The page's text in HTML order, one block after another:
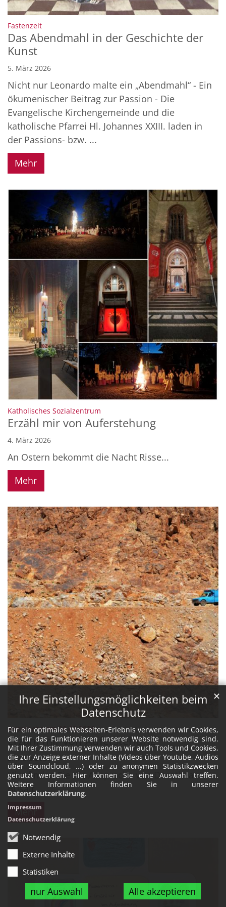
Ihre Einstellungsmöglichkeiten beim
Datenschutz
Für ein optimales Webseiten-Erlebnis verwenden wir Cookies,
die für das Funktionieren unserer Website notwendig sind.
Mit Ihrer Zustimmung verwenden wir auch Tools und Cookies,
die zur Anzeige externer Inhalte (Videos über Youtube, Audios
über Soundcloud, ...) oder zu anonymen Statistikzwecken
genutzt werden. Hier können Sie eine Auswahl treffen.
Weitere Informationen finden Sie in unserer
Datenschutzerklärung.
Notwendig
Externe Inhalte
Statistiken
nur Auswahl Alle akzeptieren
✕
Impressum
Datenschutzerklärung
Fastenzeit:
Das Abendmahl in der Geschichte der
Kunst
5. März 2026
Nicht nur Leonardo malte ein „Abendmahl“ - Ein
ökumenischer Beitrag zur Passion - Die
Evangelische Kirchengemeinde und die
katholische Pfarrei Hl. Johannes XXIII. laden in
der Passions- bzw. ...
Mehr
Katholisches Sozialzentrum
Erzähl mir von Auferstehung
4. März 2026
An Ostern bekommt die Nacht Risse...
Mehr
Ansprache am 28.02.2026:
Erzähl mir von Auferstehung
2. März 2026
Hier finden Sie die Ansprache von Dorothea
Busalt
Mehr